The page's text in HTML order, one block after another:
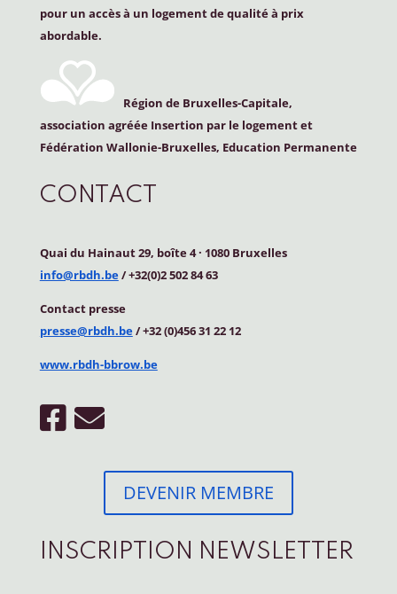
pour un accès à un logement de qualité à prix
abordable.
Région de Bruxelles-Capitale,
association agréée Insertion par le logement et
Fédération Wallonie-Bruxelles, Education Permanente
CONTACT
Quai du Hainaut 29, boîte 4· 1080 Bruxelles
info@rbdh.be/ +32(0)2 502 84 63
Contact presse
presse@rbdh.be/ +32 (0)456 31 22 12
www.rbdh-bbrow.be
DEVENIR MEMBRE
INSCRIPTION NEWSLETTER